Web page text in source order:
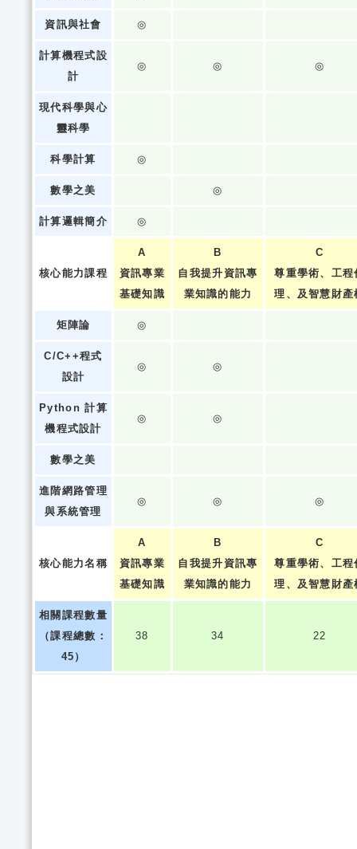
資訊與社會 ◎
計算機程式設
計
◎ ◎ ◎
現代科學與心
靈科學
科學計算 ◎
數學之美 ◎
計算邏輯簡介 ◎
核心能力課程
A
資訊專業
基礎知識
B
自我提升資訊專
業知識的能力
C
尊重學術、工程
理、及智慧財產
矩陣論 ◎
C/C++程式
設計
◎ ◎
Python 計算
機程式設計
◎ ◎
數學之美
進階網路管理
與系統管理
◎ ◎ ◎
核心能力名稱
A
資訊專業
基礎知識
B
自我提升資訊專
業知識的能力
C
尊重學術、工程
理、及智慧財產
相關課程數量
（課程總數：
45）
38 34 22